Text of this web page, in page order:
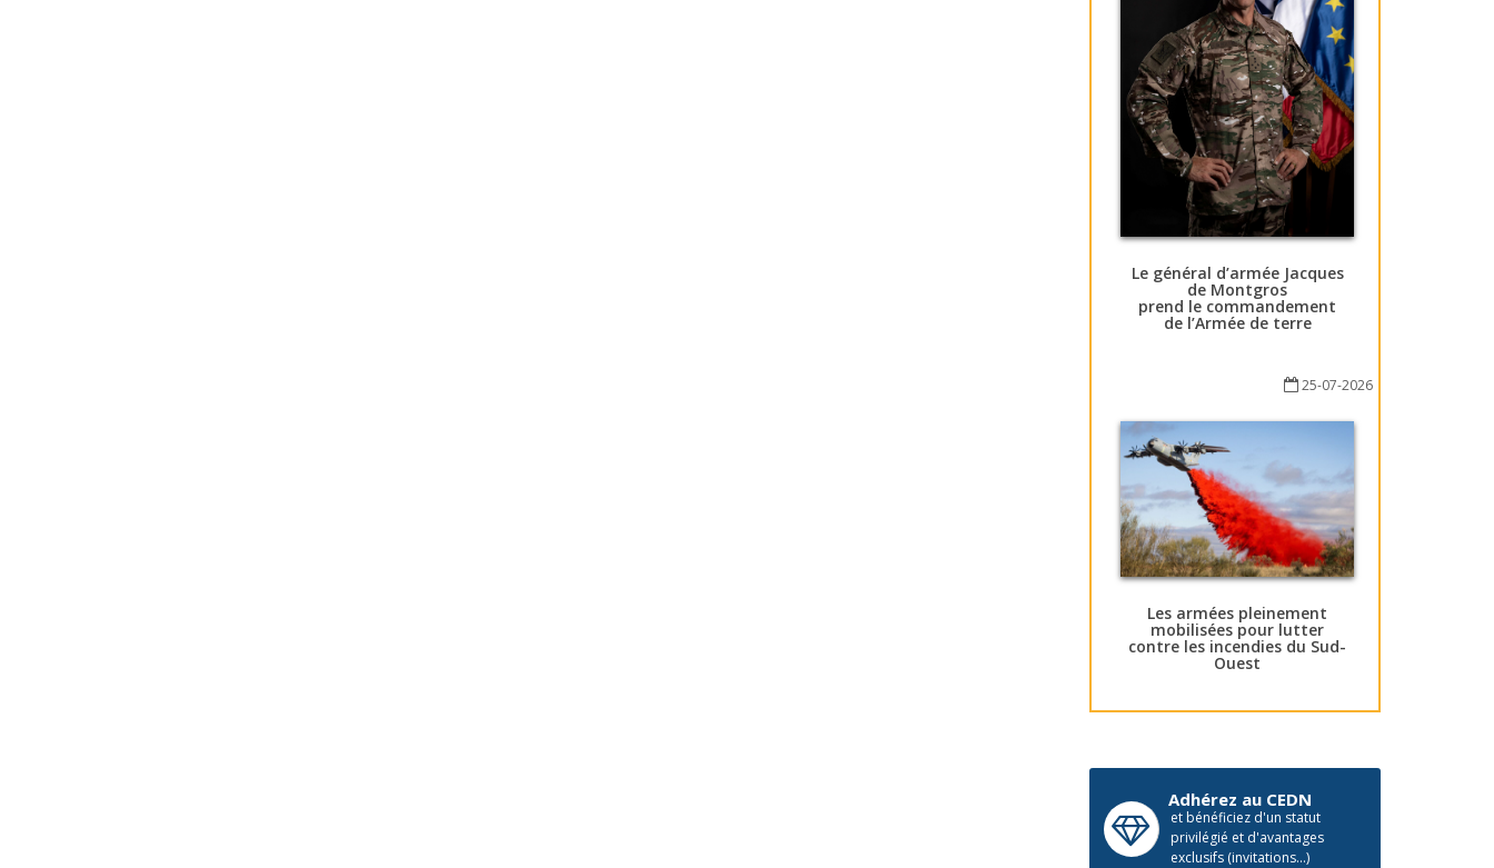
Le général d’armée Jacques
de Montgros
prend le commandement
de l’Armée de terre
25-07-2026
Les armées pleinement
mobilisées pour lutter
contre les incendies du Sud-
Ouest
Adhérez au CEDN
et bénéficiez d'un statut
privilégié et d'avantages
exclusifs (invitations...)